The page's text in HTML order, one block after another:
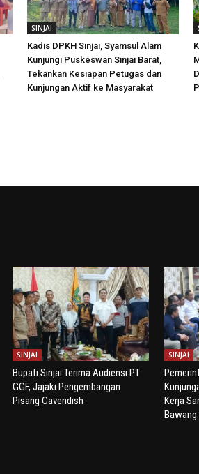
SINJAI
Kadis DPKH Sinjai, Syamsul Alam
Kunjungi Puskeswan Sinjai Barat,
Tekankan Kesiapan Petugas dan
Kunjungan Aktif ke Masyarakat
SINJAI
Bupati Sinjai Terima Audiensi PT
GGF, Jajaki Pengembangan
Pisang Cavendish
SINJAI
Kerja